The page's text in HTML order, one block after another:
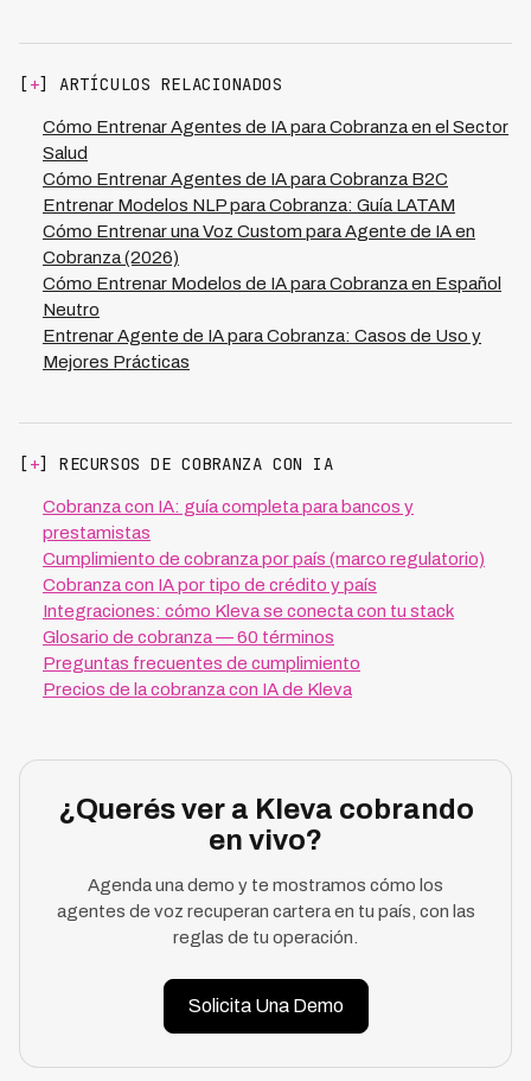
familiar. Esta personalización por tipo de servicio mejora
relevancia contextual y efectividad alcanzando 73% de
45-55% con scripts genéricos de cobranza.
conversaciones históricas disponibles y especificidad
del contexto médico. Esto incluye pre-entrenamiento
con corpus médico en español latinoamericano,
entrenamiento supervisado con diálogos anotados por
expertos, aprendizaje por refuerzo con métricas
balanceadas, y validación rigurosa con pruebas de
escenarios sensibles. Sin embargo, plataformas
especializadas como Kleva que ya operan en sector
salud en 7 países de LATAM pueden implementarse en
menos de 30 días aprovechando modelos pre-
entrenados con millones de interacciones médicas
reales.
[+] ARTÍCULOS RELACIONADOS
Cómo Entrenar Agentes de IA para Cobranza en el Sector
Salud
Cómo Entrenar Agentes de IA para Cobranza B2C
Entrenar Modelos NLP para Cobranza: Guía LATAM
Cómo Entrenar una Voz Custom para Agente de IA en
Cobranza (2026)
Cómo Entrenar Modelos de IA para Cobranza en Español
Neutro
Entrenar Agente de IA para Cobranza: Casos de Uso y
Mejores Prácticas
[+] RECURSOS DE COBRANZA CON IA
Cobranza con IA: guía completa para bancos y
prestamistas
Cumplimiento de cobranza por país (marco regulatorio)
Cobranza con IA por tipo de crédito y país
Integraciones: cómo Kleva se conecta con tu stack
Glosario de cobranza — 60 términos
Preguntas frecuentes de cumplimiento
Precios de la cobranza con IA de Kleva
¿Querés ver a Kleva cobrando
en vivo?
Agenda una demo y te mostramos cómo los
agentes de voz recuperan cartera en tu país, con las
reglas de tu operación.
Solicita Una Demo